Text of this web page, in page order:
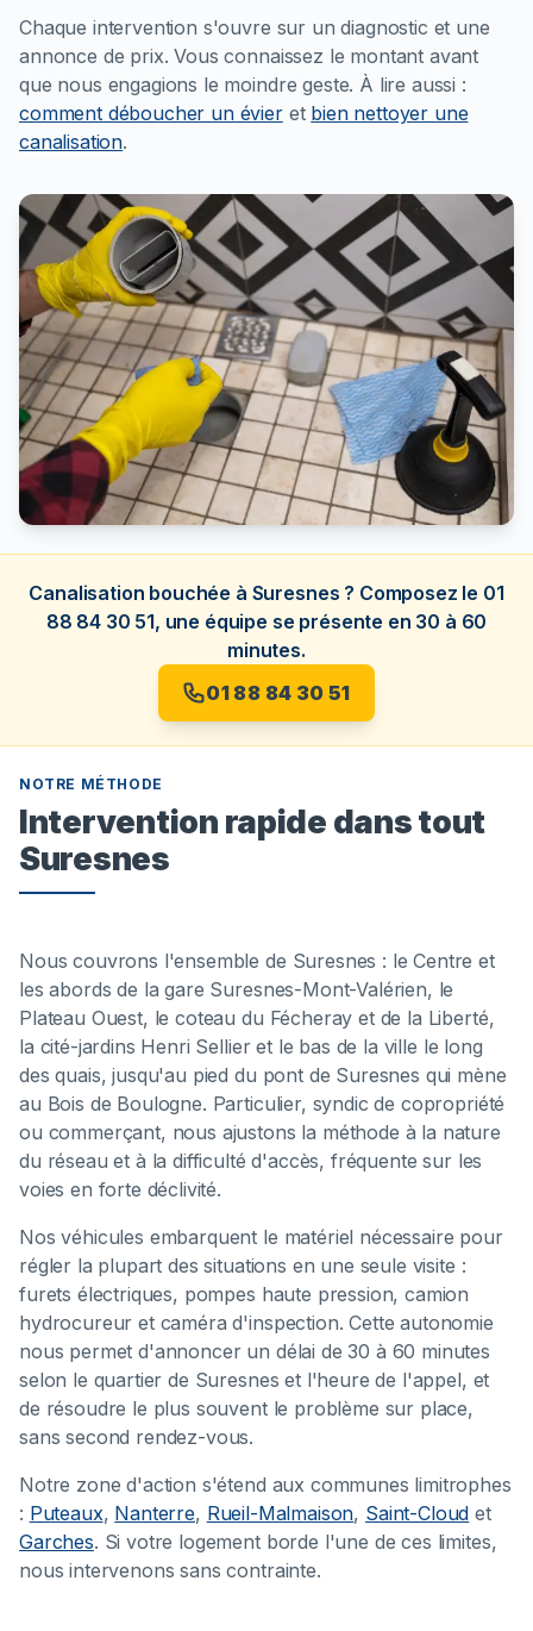
Chaque intervention s'ouvre sur un diagnostic et une
annonce de prix. Vous connaissez le montant avant
que nous engagions le moindre geste. À lire aussi :
comment déboucher un évieret bien nettoyer une
canalisation.
Canalisation bouchée à Suresnes ? Composez le 01
88 84 30 51, une équipe se présente en 30 à 60
minutes.
01 88 84 30 51
NOTRE MÉTHODE
Intervention rapide dans tout
Suresnes
Nous couvrons l'ensemble de Suresnes : le Centre et
les abords de la gare Suresnes-Mont-Valérien, le
Plateau Ouest, le coteau du Fécheray et de la Liberté,
la cité-jardins Henri Sellier et le bas de la ville le long
des quais, jusqu'au pied du pont de Suresnes qui mène
au Bois de Boulogne. Particulier, syndic de copropriété
ou commerçant, nous ajustons la méthode à la nature
du réseau et à la difficulté d'accès, fréquente sur les
voies en forte déclivité.
Nos véhicules embarquent le matériel nécessaire pour
régler la plupart des situations en une seule visite :
furets électriques, pompes haute pression, camion
hydrocureur et caméra d'inspection. Cette autonomie
nous permet d'annoncer un délai de 30 à 60 minutes
selon le quartier de Suresnes et l'heure de l'appel, et
de résoudre le plus souvent le problème sur place,
sans second rendez-vous.
Notre zone d'action s'étend aux communes limitrophes
: Puteaux, Nanterre, Rueil-Malmaison, Saint-Cloud et
Garches. Si votre logement borde l'une de ces limites,
nous intervenons sans contrainte.